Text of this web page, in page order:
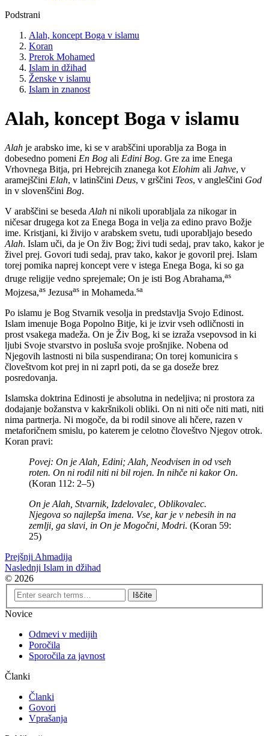
Podstrani
Alah, koncept Boga v islamu
Koran
Prerok Mohamed
Islam in džihad
Ženske v islamu
Islam in znanost
Alah, koncept Boga v islamu
Alah je arabsko ime, ki se v arabščini uporablja za Boga in
dobesedno pomeni En Bog ali Edini Bog. Gre za ime Enega
Vrhovnega Bitja, pri Hebrejcih znanega kotElohim ali Jahve, v
aramejščini Elah, v latinščini Deus, v grščini Teos, v angleščini God
in v slovenščini Bog.
V arabščini se besedaAlah ni nikoli uporabljala za nikogar in
ničesar drugega kot za Enega Boga in velja za edino pravo Božje
ime. Kristjani, ki živijo v arabskem svetu, tudi uporabljajo besedo
Alah. Islam uči, da je On živ Bog; živi tudi sedaj, prav tako, kakor je
živel prej. Govori tudi sedaj, prav tako, kakor je govoril prej. Islam
torej pomika naprej koncept vere v istega Enega Boga, ki so ga
druge religije vedno sprejemale; On je isti Bog Abrahama,as
Mojzesa,as Jezusaas in Mohameda.sa
Po islamu je Bog Stvarnik vesolja in predstavlja Svojo Edinost.
Islam imenuje Boga Popolno Bitje, ki je izvir vseh odličnosti in
prost vsakega madeža. On je Živ Bog, ki se izraža vsepovsod in ki
ljubi Svoje stvarstvo in posluša svoje prošnjike. Nobena od
Njegovih lastnosti ni bila suspendirana; On torej komunicira s
človeštvom kot prej in ni zaprl poti, da se ga doseže brez
posredovanja.
Islamska doktrina Edinosti je absolutna in nedeljiva; ni prostora za
dodajanje božanstva v kakršnikoli obliki. On ni niti oče niti mati, niti
nima partnerja. Ni mogoče, da bi rodil sinove ali hčere, razen v
metaforičnem smislu, po katerem je celotno človeštvo Njegov otrok.
Koran pravi:
Povej: On je Alah, Edini; Alah, Neodvisen in od vseh
roten. On ni rodil niti ni bil rojen. In nihče ni kakor On.
(Koran 112: 2–5)
On je Alah, Stvarnik, Izdelovalec, Oblikovalec.
Njegova so najlepša imena. Vse, kar je v nebesih in na
zemlji, ga slavi, in On je Mogočni, Modri. (Koran 59:
25)
Prejšnji Ahmadija
Naslednji Islam in džihad
© 2026
Novice
Odmevi v medijih
Poročila
Sporočila za javnost
Članki
Članki
Govori
Vprašanja